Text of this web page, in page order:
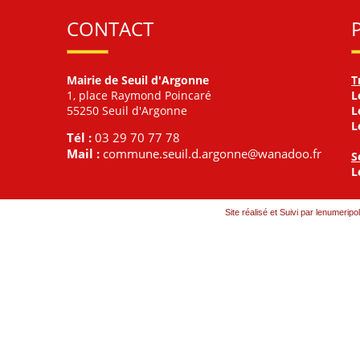
CONTACT
Mairie de Seuil d'Argonne
1, place Raymond Poincaré
55250 Seuil d'Argonne
Tél : 03 29 70 77 78
Mail : commune.seuil.d.argonne@wanadoo.fr
Site réalisé et Suivi par